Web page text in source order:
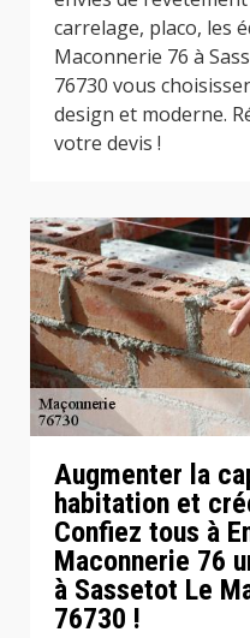
carrelage, placo, les
Maconnerie 76 à
76730 vous
design et moderne.
votre devis !
Augmenter la
habitation et
Confiez tous à
Maconnerie 76
à Sassetot Le
76730 !